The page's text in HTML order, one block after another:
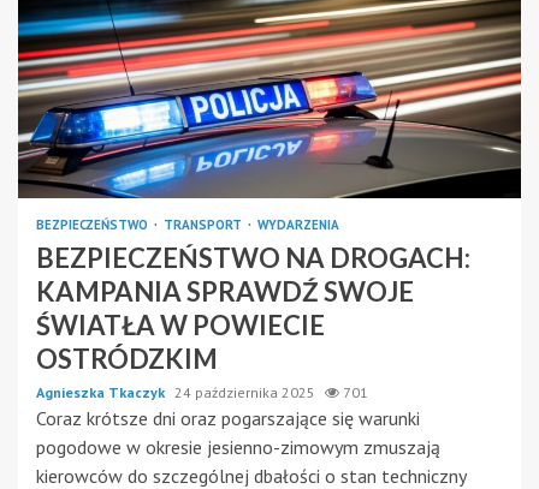
BEZPIECZEŃSTWO TRANSPORT WYDARZENIA
BEZPIECZEŃSTWO NA DROGACH:
KAMPANIA SPRAWDŹ SWOJE
ŚWIATŁA W POWIECIE
OSTRÓDZKIM
Agnieszka Tkaczyk 24 października 2025 701
Coraz krótsze dni oraz pogarszające się warunki
pogodowe w okresie jesienno-zimowym zmuszają
kierowców do szczególnej dbałości o stan techniczny